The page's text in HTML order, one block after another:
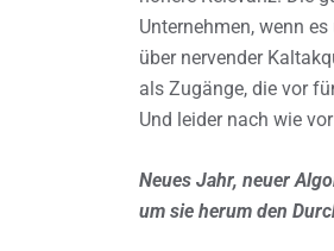
Unternehmen, wenn
über nervender
als Zugänge, die vor
Und leider nach wie
Neues Jahr, neuer
um sie herum den